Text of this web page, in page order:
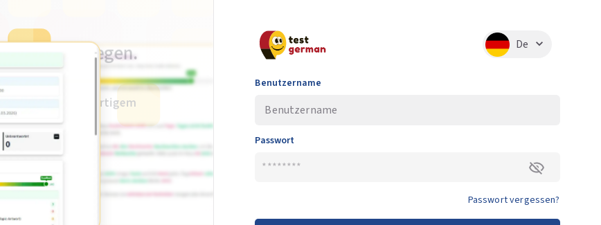
ablegen.
und DTZ mit sofortigem
De
Benutzername
Passwort
Passwort vergessen?